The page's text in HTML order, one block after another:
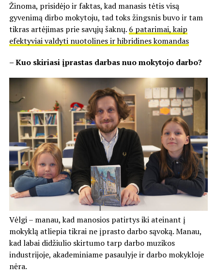
Žinoma, prisidėjo ir faktas, kad manasis tėtis visą
gyvenimą dirbo mokytoju, tad toks žingsnis buvo ir tam
tikras artėjimas prie savųjų šaknų. 6 patarimai, kaip
efektyviai valdyti nuotolines ir hibridines komandas
– Kuo skiriasi įprastas darbas nuo mokytojo darbo?
Vėlgi – manau, kad manosios patirtys iki ateinant į
mokyklą atliepia tikrai ne įprasto darbo sąvoką. Manau,
kad labai didžiulio skirtumo tarp darbo muzikos
industrijoje, akademiniame pasaulyje ir darbo mokykloje
nėra.